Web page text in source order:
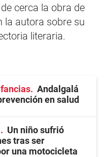
cerca la obra de
la autora sobre su
literaria.
Andalgalá
en salud
Un niño sufrió
tras ser
una motocicleta